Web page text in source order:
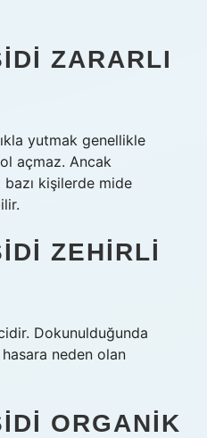
ZARARLI
yutmak genellikle
açmaz. Ancak
bazı kişilerde mide
ZEHIRLI
Dokunulduğunda
neden olan
ORGANIK